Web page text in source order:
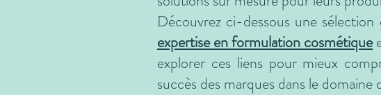
Découvrez ci-dessous une
expertise en formulation cosmétique
explorer ces liens pour mieux
succès des marques dans le domaine